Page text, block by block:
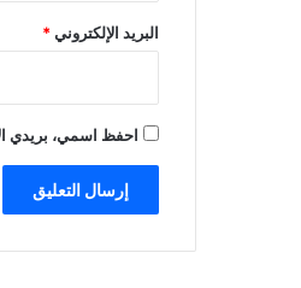
البريد الإلكتروني*
احفظ اسمي، بريدي